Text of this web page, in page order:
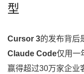
型
Cursor 3的发布背后
Claude Code仅用一
赢得超过30万家企业